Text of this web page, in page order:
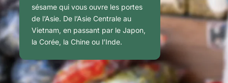
sésame qui vous ouvre les portes
de l’Asie. De l’Asie Centrale au
Vietnam, en passant par le Japon,
la Corée, la Chine ou l’Inde.